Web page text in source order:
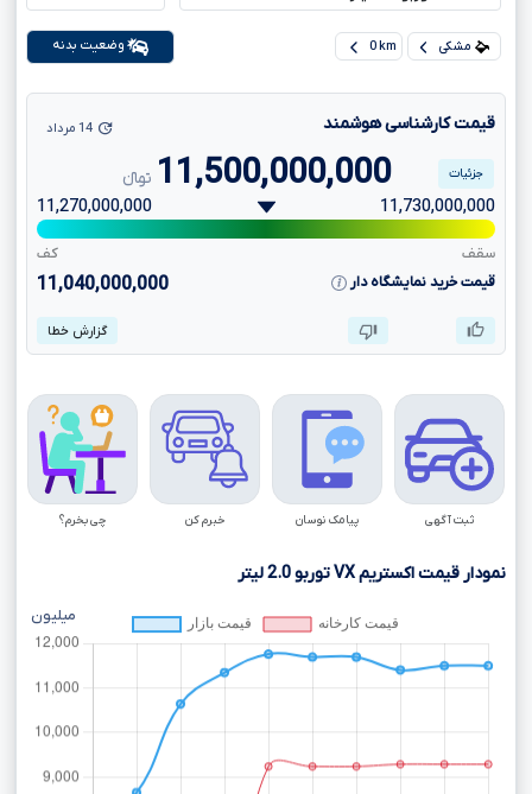
مشکی 0 km وضعیت بدنه
قیمت کارشناسی هوشمند
11,500,000,000 تومانءءء
14 مرداد
جزئیات
11,730,000,000
11,270,000,000
سقف
کف
قیمت خرید نمایشگاه دار
11,040,000,000
گزارش خطا
ثبت آگهی پیامک نوسان خبرم کن چی بخرم؟
نمودار قیمت اکستریمVXتوربو2.0لیتر
میلیون